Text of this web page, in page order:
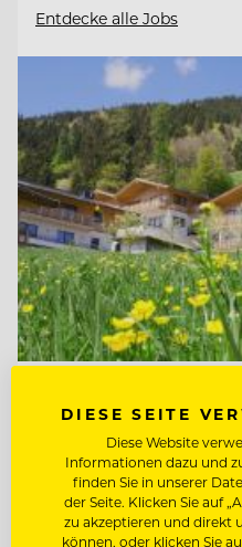
Entdecke alle Jobs
Mount Med
6311 Wildschönau-
DIESE SEITE
Diese Website
Informationen dazu und
finden Sie in unserer
der Seite. Klicken Sie auf
zu akzeptieren und direkt
können, oder klicken Sie